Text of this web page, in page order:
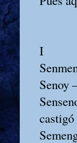
I
Senoy